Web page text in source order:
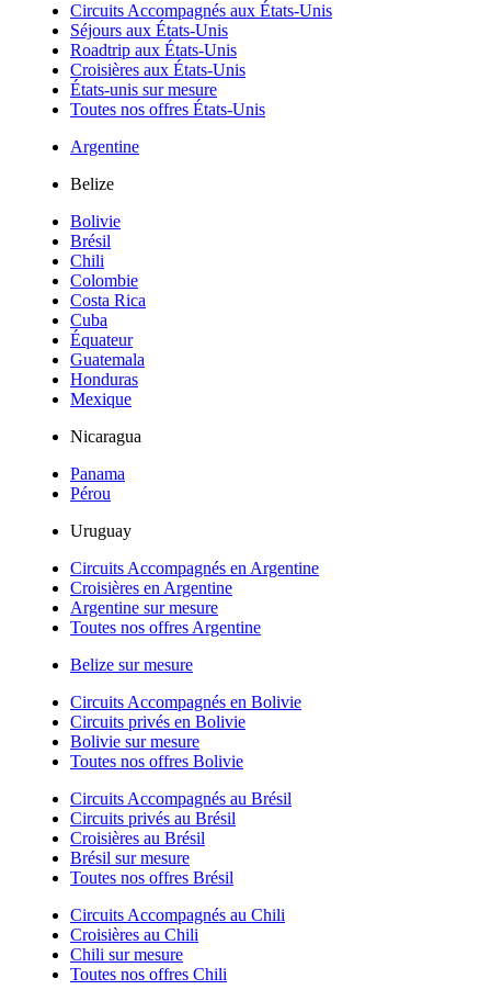
Circuits Accompagnés aux États-Unis
Séjours aux États-Unis
Roadtrip aux États-Unis
Croisières aux États-Unis
États-unis sur mesure
Toutes nos offres États-Unis
Argentine
Belize
Bolivie
Brésil
Chili
Colombie
Costa Rica
Cuba
Équateur
Guatemala
Honduras
Mexique
Nicaragua
Panama
Pérou
Uruguay
Circuits Accompagnés en Argentine
Croisières en Argentine
Argentine sur mesure
Toutes nos offres Argentine
Belize sur mesure
Circuits Accompagnés en Bolivie
Circuits privés en Bolivie
Bolivie sur mesure
Toutes nos offres Bolivie
Circuits Accompagnés au Brésil
Circuits privés au Brésil
Croisières au Brésil
Brésil sur mesure
Toutes nos offres Brésil
Circuits Accompagnés au Chili
Croisières au Chili
Chili sur mesure
Toutes nos offres Chili